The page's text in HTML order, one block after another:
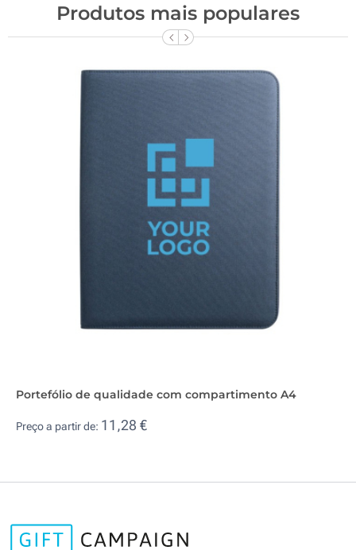
Produtos mais populares
Portefólio de qualidade com compartimento A4
Preço a partir de: 11,28 €